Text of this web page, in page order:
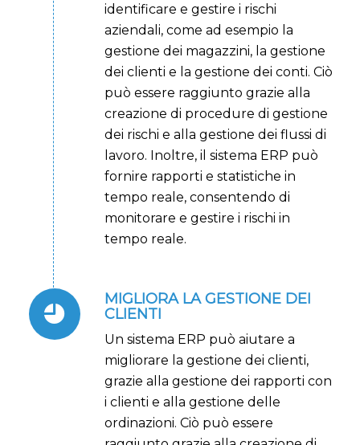
identificare e gestire i rischi
aziendali, come ad esempio la
gestione dei magazzini, la gestione
dei clienti e la gestione dei conti. Ciò
può essere raggiunto grazie alla
creazione di procedure di gestione
dei rischi e alla gestione dei flussi di
lavoro. Inoltre, il sistema ERP può
fornire rapporti e statistiche in
tempo reale, consentendo di
monitorare e gestire i rischi in
tempo reale.
MIGLIORA LA GESTIONE DEI
CLIENTI
Un sistema ERP può aiutare a
migliorare la gestione dei clienti,
grazie alla gestione dei rapporti con
i clienti e alla gestione delle
ordinazioni. Ciò può essere